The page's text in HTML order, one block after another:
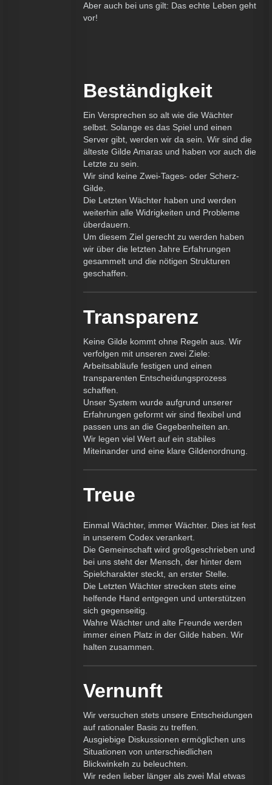
Aber auch bei uns gilt: Das echte Leben geht
vor!
Beständigkeit
Ein Versprechen so alt wie die Wächter
selbst. Solange es das Spiel und einen
Server gibt, werden wir da sein. Wir sind die
älteste Gilde Amaras und haben vor auch die
Letzte zu sein.
Wir sind keine Zwei-Tages- oder Scherz-
Gilde.
Die Letzten Wächter haben und werden
weiterhin alle Widrigkeiten und Probleme
überdauern.
Um diesem Ziel gerecht zu werden haben
wir über die letzten Jahre Erfahrungen
gesammelt und die nötigen Strukturen
geschaffen.
Transparenz
Keine Gilde kommt ohne Regeln aus. Wir
verfolgen mit unseren zwei Ziele:
Arbeitsabläufe festigen und einen
transparenten Entscheidungsprozess
schaffen.
Unser System wurde aufgrund unserer
Erfahrungen geformt wir sind flexibel und
passen uns an die Gegebenheiten an.
Wir legen viel Wert auf ein stabiles
Miteinander und eine klare Gildenordnung.
Treue
Einmal Wächter, immer Wächter. Dies ist fest
in unserem Codex verankert.
Die Gemeinschaft wird großgeschrieben und
bei uns steht der Mensch, der hinter dem
Spielcharakter steckt, an erster Stelle.
Die Letzten Wächter strecken stets eine
helfende Hand entgegen und unterstützen
sich gegenseitig.
Wahre Wächter und alte Freunde werden
immer einen Platz in der Gilde haben. Wir
halten zusammen.
Vernunft
Wir versuchen stets unsere Entscheidungen
auf rationaler Basis zu treffen.
Ausgiebige Diskussionen ermöglichen uns
Situationen von unterschiedlichen
Blickwinkeln zu beleuchten.
Wir reden lieber länger als zwei Mal etwas